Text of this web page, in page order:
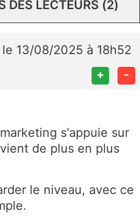
DES LECTEURS (2)
le 13/08/2025 à 18h52
+ -
s'appuie sur
de plus en plus
le niveau, avec ce